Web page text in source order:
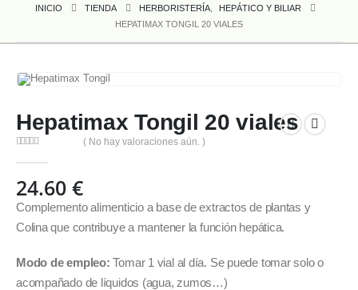
INICIO TIENDA HERBORISTERÍA,
HEPÁTICO Y BILIAR
HEPATIMAX TONGIL 20 VIALES
Hepatimax Tongil 20 viales
( No hay valoraciones aún. )
24.60 €
Complemento alimenticio a base de extractos de plantas y
Colina que contribuye a mantener la función hepática.
Modo de empleo: Tomar 1 vial al día. Se puede tomar solo o
acompañado de líquidos (agua, zumos…)